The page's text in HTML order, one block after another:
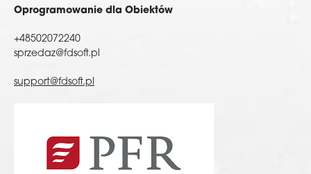
Oprogramowanie dla Obiektów
+48502072240
sprzedaz@fdsoft.pl
support@fdsoft.pl